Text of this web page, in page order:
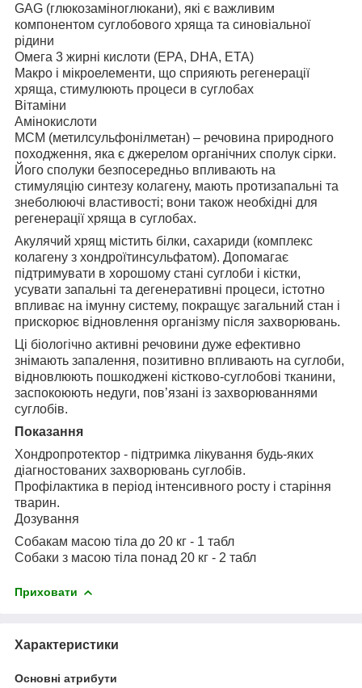
GAG (глюкозаміноглюкани), які є важливим
компонентом суглобового хряща та синовіальної
рідини
Омега 3 жирні кислоти (EPA, DHA, ETA)
Макро і мікроелементи, що сприяють регенерації
хряща, стимулюють процеси в суглобах
Вітаміни
Амінокислоти
МСМ (метилсульфонілметан) – речовина природного
походження, яка є джерелом органічних сполук сірки.
Його сполуки безпосередньо впливають на
стимуляцію синтезу колагену, мають протизапальні та
знеболюючі властивості; вони також необхідні для
регенерації хряща в суглобах.
Акулячий хрящ містить білки, сахариди (комплекс
колагену з хондроїтинсульфатом). Допомагає
підтримувати в хорошому стані суглоби і кістки,
усувати запальні та дегенеративні процеси, істотно
впливає на імунну систему, покращує загальний стан і
прискорює відновлення організму після захворювань.
Ці біологічно активні речовини дуже ефективно
знімають запалення, позитивно впливають на суглоби,
відновлюють пошкоджені кістково-суглобові тканини,
заспокоюють недуги, пов’язані із захворюваннями
суглобів.
Показання
Хондропротектор - підтримка лікування будь-яких
діагностованих захворювань суглобів.
Профілактика в період інтенсивного росту і старіння
тварин.
Дозування
Собакам масою тіла до 20 кг - 1 табл
Собаки з масою тіла понад 20 кг - 2 табл
Приховати
Характеристики
Основні атрибути